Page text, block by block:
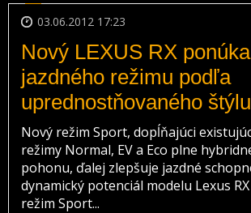
03.06.2012 17:23
Nový LEXUS RX
jazdného režimu podľa
uprednostňovaného
Nový režim Sport, dopĺňajúci
režimy Normal, EV a Eco plne
pohonu, ďalej zlepšuje jazdné
dynamický potenciál modelu Lexus
režim Sport...